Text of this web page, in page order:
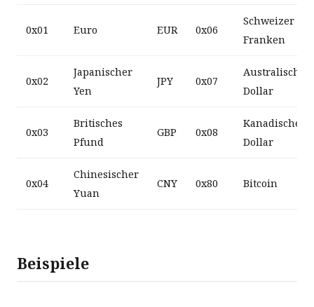
0x01 Euro EUR 0x06
Schweizer
Franken
0x02
Japanischer
Yen
JPY 0x07
Australischer
Dollar
0x03
Britisches
Pfund
GBP 0x08
Kanadischer
Dollar
0x04
Chinesischer
Yuan
CNY 0x80 Bitcoin
Beispiele